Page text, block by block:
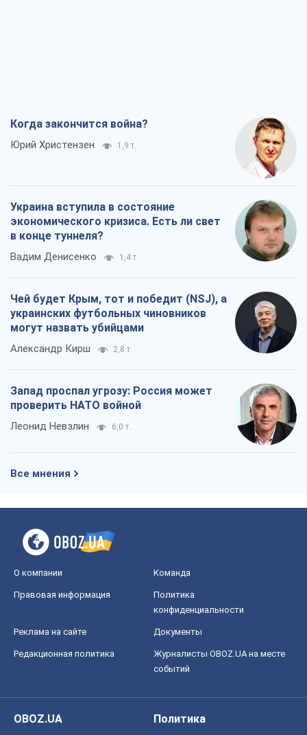
Когда закончится война?
Юрий Христензен 1,9 т.
Украина вступила в состояние
экономического кризиса. Есть ли свет
в конце туннеля?
Вадим Денисенко 1,4 т.
Чей будет Крым, тот и победит (NSJ), а
украинских футбольных чиновников
могут назвать убийцами
Александр Кирш 2,8 т.
Запад проспал угрозу: Россия может
проверить НАТО войной
Леонид Невзлин 6,0 т.
Все мнения
О компании Команда
Правовая информация
Политика
конфиденциальности
Реклама на сайте Документы
Редакционная политика
Журналисты OBOZ.UA на месте
событий
OBOZ.UA
Политика